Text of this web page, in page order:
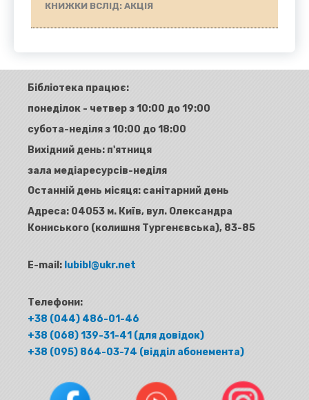
КНИЖКИ ВСЛІД: АКЦІЯ
Бібліотека працює:
понеділок - четвер з 10:00 до 19:00
субота-неділя з 10:00 до 18:00
Вихідний день: п'ятниця
зала медіаресурсів-неділя
Останній день місяця: санітарний день
Адреса: 04053 м. Київ, вул. Олександра
Кониського (колишня Тургенєвська), 83-85
E-mail: lubibl@ukr.net
Телефони:
+38 (044) 486-01-46
+38 (068) 139-31-41 (для довідок)
+38 (095) 864-03-74 (відділ абонемента)